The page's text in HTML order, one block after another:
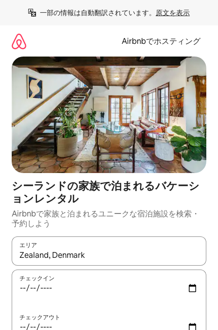
一部の情報は自動翻訳されています。 原文を表示
Airbnbでホスティング
シーランドの家族で泊まれるバケーシ
ョンレンタル
Airbnbで家族と泊まれるユニークな宿泊施設を検索・
予約しよう
エリア
検索結果が表示されたら、上下の矢印キーを使って移動するか
チェックイン
チェックアウト